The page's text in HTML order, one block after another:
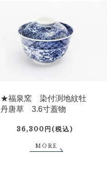
★福泉窯 染付渕地紋牡
丹唐草 3.6寸蓋物
36,300円(税込)
MORE